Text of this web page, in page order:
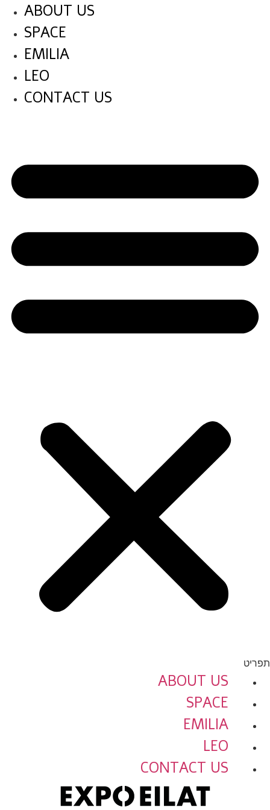
ABOUT US
SPACE
EMILIA
LEO
CONTACT US
תפריט
ABOUT US
SPACE
EMILIA
LEO
CONTACT US